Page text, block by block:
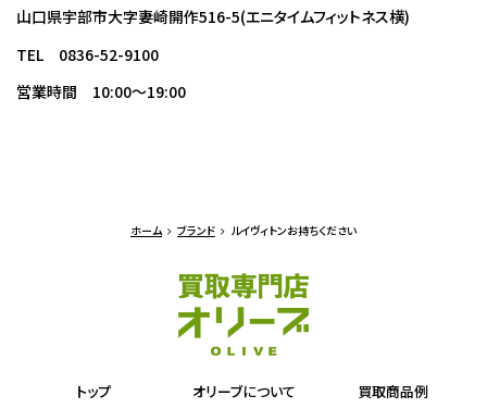
山口県宇部市大字妻崎開作516-5(エニタイムフィットネス横)
TEL 0836-52-9100
営業時間 10:00～19:00
ホーム ブランド ルイヴィトンお持ちください
トップ オリーブについて
買取商品例